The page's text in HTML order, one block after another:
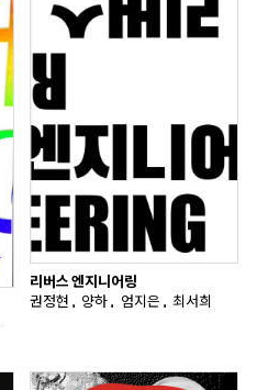
리버스 엔지니어링
권정현, 양하, 엄지은, 최서희